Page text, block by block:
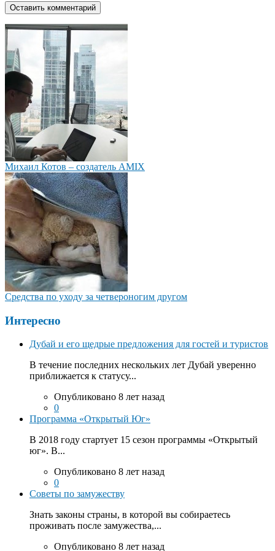
Михаил Котов – создатель AMIX
Средства по уходу за четвероногим другом
Интересно
Дубай и его щедрые предложения для гостей и туристов
В течение последних нескольких лет Дубай уверенно
приближается к статусу...
Опубликовано 8 лет назад
0
Программа «Открытый Юг»
В 2018 году стартует 15 сезон программы «Открытый
юг». В...
Опубликовано 8 лет назад
0
Советы по замужеству
Знать законы страны, в которой вы собираетесь
проживать после замужества,...
Опубликовано 8 лет назад